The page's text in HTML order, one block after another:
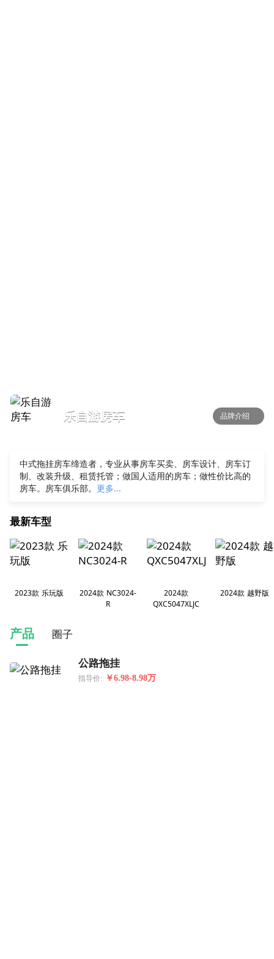
乐自游房车 品牌介绍
中式拖挂房车缔造者，专业从事房车买卖、房车设计、房车订
制、改装升级、租赁托管；做国人适用的房车；做性价比高的
房车。房车俱乐部。 更多...
最新车型
2023款 乐玩版
2024款 NC3024-
R
2024款
QXC5047XLJC
2024款 越野版
产品 圈子
公路拖挂
指导价: ￥6.98-8.98万